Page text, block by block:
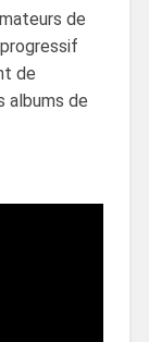
de
de
albums de